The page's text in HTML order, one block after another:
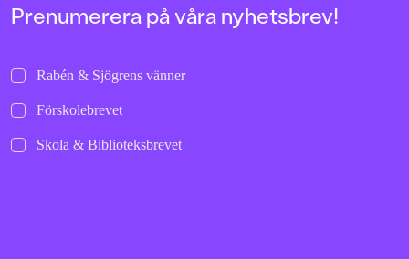
Prenumerera på våra nyhetsbrev!
Rabén & Sjögrens vänner
Förskolebrevet
Skola & Biblioteksbrevet